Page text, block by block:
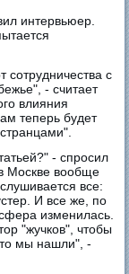
интервьюер.
сотрудничества с
- считает
влияния
теперь будет
- спросил
Москве вообще
все:
И все же, по
изменилась.
"жучков", чтобы
мы нашли", -